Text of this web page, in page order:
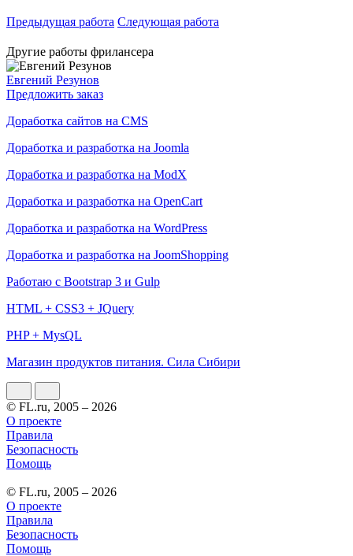
Предыдущая работа Следующая работа
Другие работы фрилансера
Евгений Резунов
Предложить заказ
Доработка сайтов на CMS
Доработка и разработка на Joomla
Доработка и разработка на ModX
Доработка и разработка на OpenCart
Доработка и разработка на WordPress
Доработка и разработка на JoomShopping
Работаю с Bootstrap 3 и Gulp
HTML + CSS3 + JQuery
PHP + MysQL
Магазин продуктов питания. Сила Сибири
© FL.ru, 2005 – 2026
О проекте
Правила
Безопасность
Помощь
© FL.ru, 2005 – 2026
О проекте
Правила
Безопасность
Помощь